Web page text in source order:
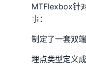
MTFlexbox针
事：
制定了一套双
埋点类型定义